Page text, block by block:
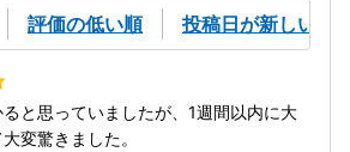
評価の低い順 投稿日が新しい順
と思っていましたが、1週間以内に大
変驚きました。